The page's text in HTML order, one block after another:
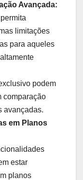
Avançada:
limitações
para aqueles
podem
comparação
avançadas.
em Planos
estar
planos